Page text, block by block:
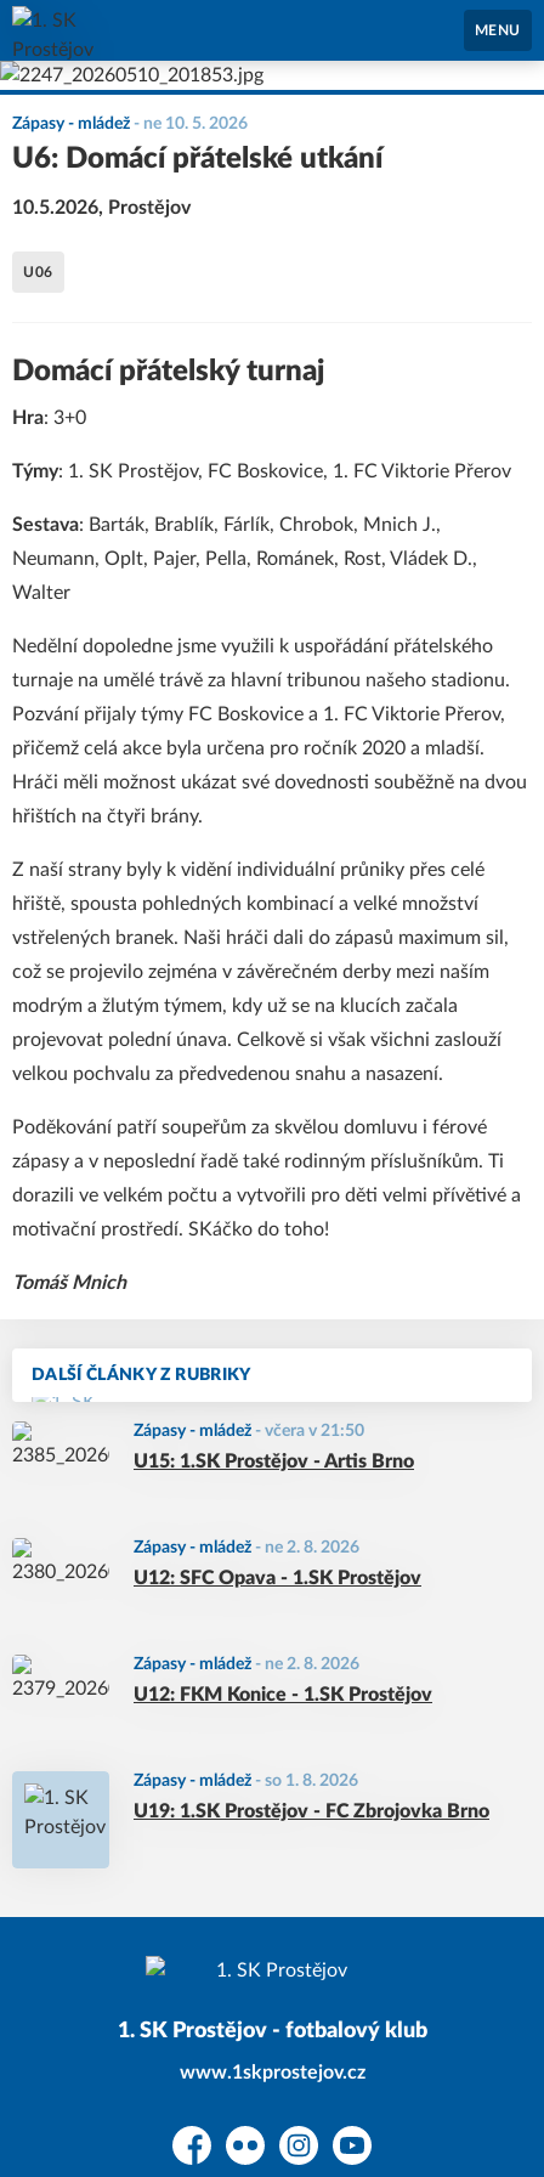
1. SK Prostějov
MENU
DALŠÍ ČLÁNKY Z RUBRIKY
Zápasy - mládež - včera v 21:50
U15: 1.SK Prostějov - Artis Brno
Zápasy - mládež - ne 2. 8. 2026
U12: SFC Opava - 1.SK Prostějov
Zápasy - mládež - ne 2. 8. 2026
U12: FKM Konice - 1.SK Prostějov
Zápasy - mládež - so 1. 8. 2026
U19: 1.SK Prostějov - FC Zbrojovka Brno
Zápasy - mládež - ne 10. 5. 2026
U6: Domácí přátelské utkání
10.5.2026, Prostějov
U06
Domácí přátelský turnaj
Hra: 3+0
Týmy: 1. SK Prostějov, FC Boskovice, 1. FC Viktorie Přerov
Sestava: Barták, Brablík, Fárlík, Chrobok, Mnich J.,
Neumann, Oplt, Pajer, Pella, Románek, Rost, Vládek D.,
Walter
Nedělní dopoledne jsme využili k uspořádání přátelského
turnaje na umělé trávě za hlavní tribunou našeho stadionu.
Pozvání přijaly týmy FC Boskovice a 1. FC Viktorie Přerov,
přičemž celá akce byla určena pro ročník 2020 a mladší.
Hráči měli možnost ukázat své dovednosti souběžně na dvou
hřištích na čtyři brány.
Z naší strany byly k vidění individuální průniky přes celé
hřiště, spousta pohledných kombinací a velké množství
vstřelených branek. Naši hráči dali do zápasů maximum sil,
což se projevilo zejména v závěrečném derby mezi naším
modrým a žlutým týmem, kdy už se na klucích začala
projevovat polední únava. Celkově si však všichni zaslouží
velkou pochvalu za předvedenou snahu a nasazení.
Poděkování patří soupeřům za skvělou domluvu i férové
zápasy a v neposlední řadě také rodinným příslušníkům. Ti
dorazili ve velkém počtu a vytvořili pro děti velmi přívětivé a
motivační prostředí. SKáčko do toho!
Tomáš Mnich
1. SK Prostějov - fotbalový klub
www.1skprostejov.cz
FacebookFlickr InstagramYouTube